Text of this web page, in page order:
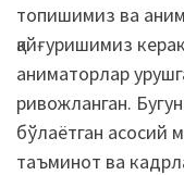
топишимиз ва
қайғуришимиз
аниматорлар
ривожланган.
бўлаётган
таъминот ва